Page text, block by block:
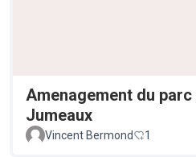
Amenagement du
Jumeaux
Vincent Bermond 1